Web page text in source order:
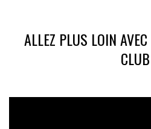
ALLEZ PLUS LOIN
CLUB